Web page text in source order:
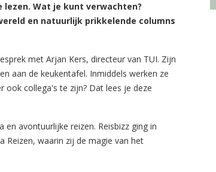
lezen. Wat je kunt verwachten?
en natuurlijk prikkelende columns
met Arjan Kers, directeur van TUI. Zijn
aan de keukentafel. Inmiddels werken ze
ook collega's te zijn? Dat lees je deze
avontuurlijke reizen. Reisbizz ging in
Reizen, waarin zij de magie van het